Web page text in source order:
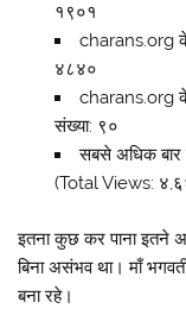
१९०१
charans.org
४८४०
charans.org
संख्या: ९०
सबसे अधिक बार
(Total Views:
इतना कुछ कर पाना इतने
बिना असंभव था। माँ
बना रहे।